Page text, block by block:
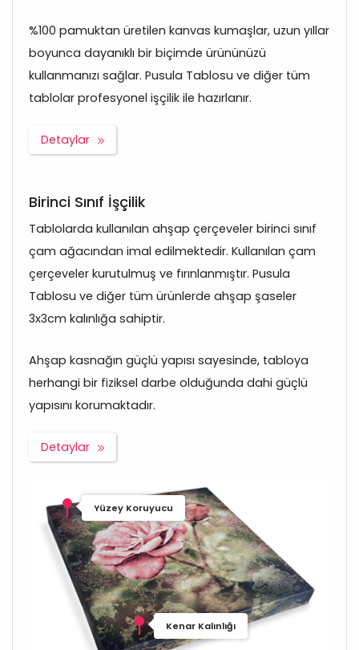
%100 pamuktan üretilen kanvas kumaşlar, uzun yıllar
boyunca dayanıklı bir biçimde ürününüzü
kullanmanızı sağlar. Pusula Tablosu ve diğer tüm
tablolar profesyonel işçilik ile hazırlanır.
Detaylar
Birinci Sınıf İşçilik
Tablolarda kullanılan ahşap çerçeveler birinci sınıf
çam ağacından imal edilmektedir. Kullanılan çam
çerçeveler kurutulmuş ve fırınlanmıştır. Pusula
Tablosu ve diğer tüm ürünlerde ahşap şaseler
3x3cm kalınlığa sahiptir.
Ahşap kasnağın güçlü yapısı sayesinde, tabloya
herhangi bir fiziksel darbe olduğunda dahi güçlü
yapısını korumaktadır.
Detaylar
Yüzey Koruyucu
Kenar Kalınlığı